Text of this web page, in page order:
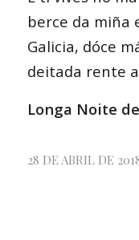
berce da miña
Galicia, dóce
deitada rente
Longa Noite
28 DE ABRIL DE